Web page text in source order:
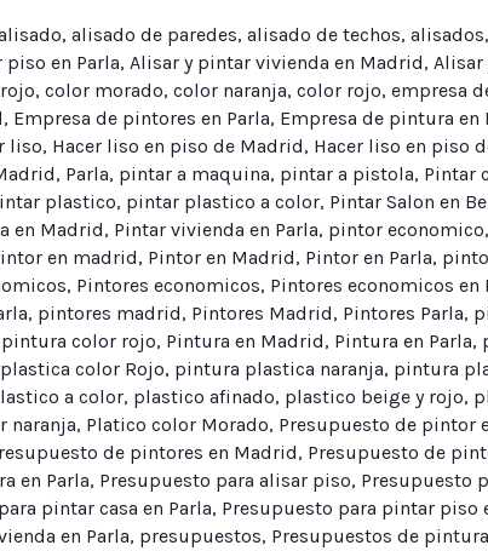
, alisado de paredes, alisado de techos, alisados,
en Parla, Alisar y pintar vivienda en Madrid, Alisar
, color morado, color naranja, color rojo, empresa
, Empresa de pintores en Parla, Empresa de pintura en
liso, Hacer liso en piso de Madrid, Hacer liso en piso
, Parla, pintar a maquina, pintar a pistola, Pintar
plastico, pintar plastico a color, Pintar Salon en
en Madrid, Pintar vivienda en Parla, pintor economico,
en madrid, Pintor en Madrid, Pintor en Parla,
, Pintores economicos, Pintores economicos en
, pintores madrid, Pintores Madrid, Pintores Parla,
pintura color rojo, Pintura en Madrid, Pintura en Parla,
color Rojo, pintura plastica naranja, pintura
a color, plastico afinado, plastico beige y rojo,
naranja, Platico color Morado, Presupuesto de pintor
de pintores en Madrid, Presupuesto de
en Parla, Presupuesto para alisar piso, Presupuesto
pintar casa en Parla, Presupuesto para pintar piso
en Parla, presupuestos, Presupuestos de pintura